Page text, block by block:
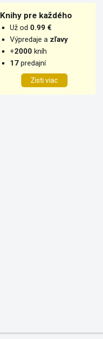
Knihy pre každého
Už od 0.99 €
Výpredaje a zľavy
+2000 kníh
17 predajní
Zisti viac